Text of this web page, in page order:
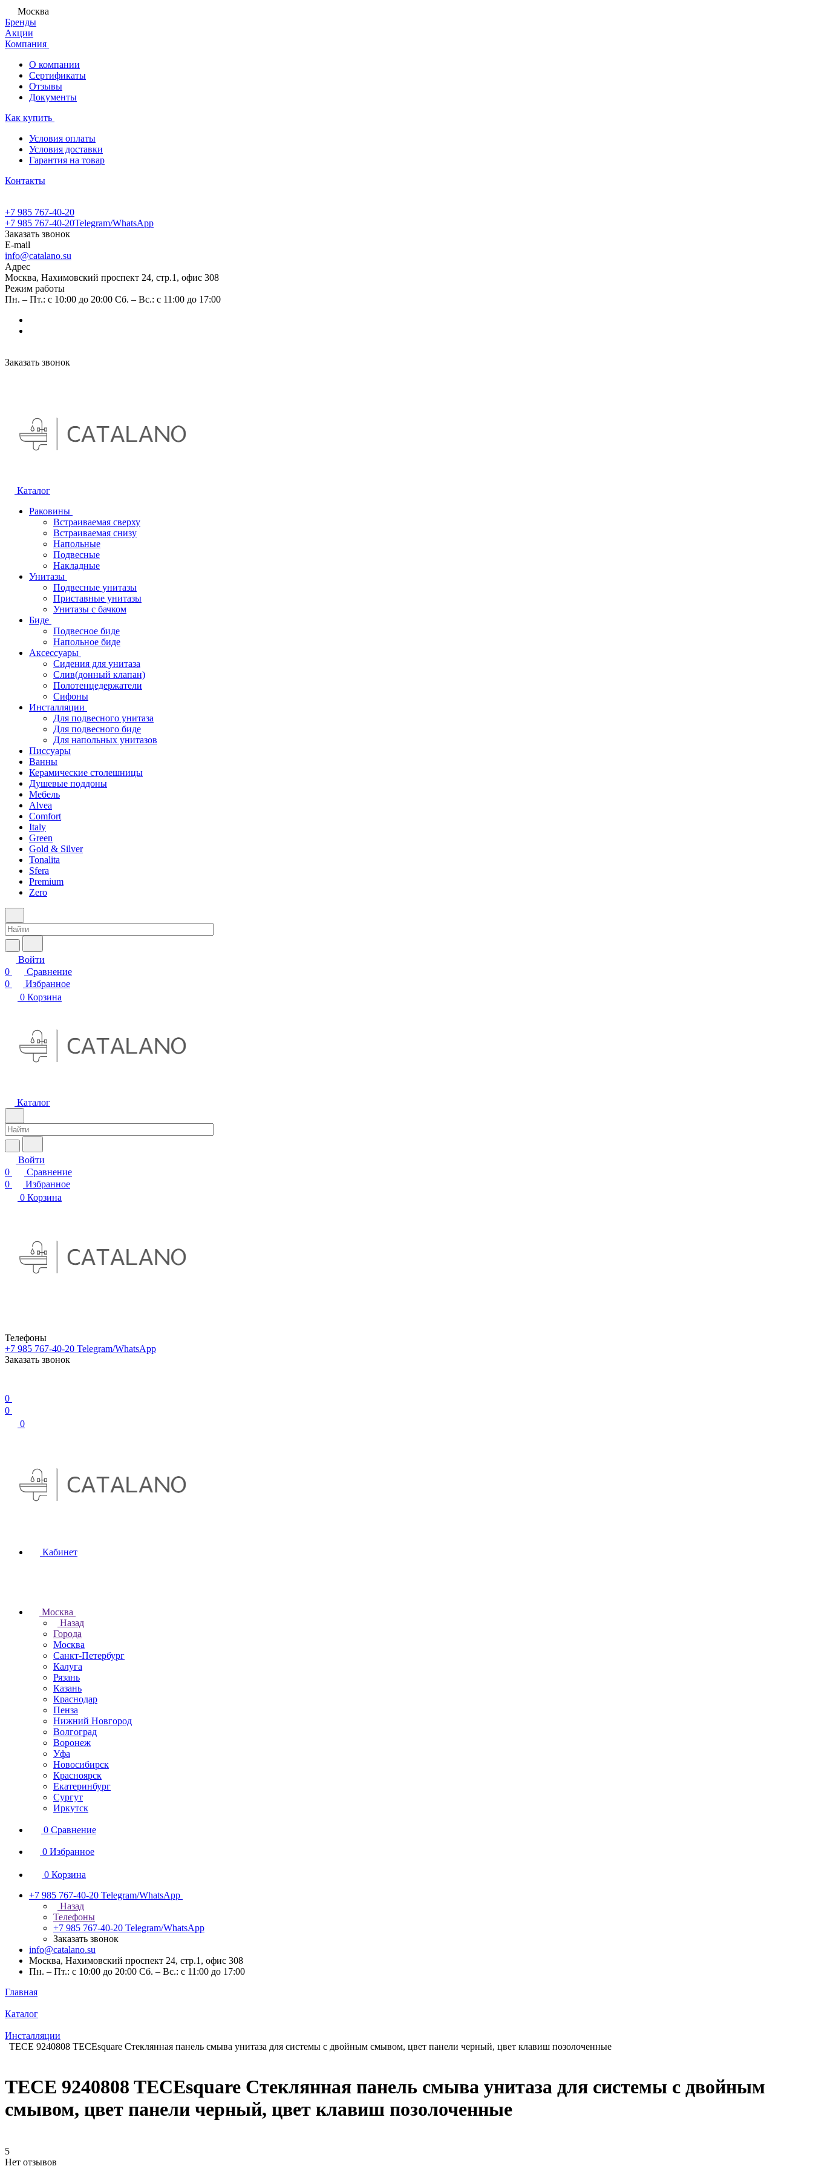
Москва
Бренды
Акции
Компания
О компании
Сертификаты
Отзывы
Документы
Как купить
Условия оплаты
Условия доставки
Гарантия на товар
Контакты
+7 985 767-40-20
+7 985 767-40-20Telegram/WhatsApp
Заказать звонок
E-mail
info@catalano.su
Адрес
Москва, Нахимовский проспект 24, стр.1, офис 308
Режим работы
Пн. – Пт.: с 10:00 до 20:00 Сб. – Вс.: с 11:00 до 17:00
Заказать звонок
Каталог
Раковины
Встраиваемая сверху
Встраиваемая снизу
Напольные
Подвесные
Накладные
Унитазы
Подвесные унитазы
Приставные унитазы
Унитазы с бачком
Биде
Подвесное биде
Напольное биде
Аксессуары
Сидения для унитаза
Слив(донный клапан)
Полотенцедержатели
Сифоны
Инсталляции
Для подвесного унитаза
Для подвесного биде
Для напольных унитазов
Писсуары
Ванны
Керамические столешницы
Душевые поддоны
Мебель
Alvea
Comfort
Italy
Green
Gold & Silver
Tonalita
Sfera
Premium
Zero
Войти
0
Сравнение
0
Избранное
0 Корзина
Каталог
Войти
0
Сравнение
0
Избранное
0 Корзина
Телефоны
+7 985 767-40-20 Telegram/WhatsApp
Заказать звонок
0
0
0
Кабинет
Москва
Назад
Города
Москва
Санкт-Петербург
Калуга
Рязань
Казань
Краснодар
Пенза
Нижний Новгород
Волгоград
Воронеж
Уфа
Новосибирск
Красноярск
Екатеринбург
Сургут
Иркутск
0 Сравнение
0 Избранное
0 Корзина
+7 985 767-40-20 Telegram/WhatsApp
Назад
Телефоны
+7 985 767-40-20 Telegram/WhatsApp
Заказать звонок
info@catalano.su
Москва, Нахимовский проспект 24, стр.1, офис 308
Пн. – Пт.: с 10:00 до 20:00 Сб. – Вс.: с 11:00 до 17:00
Главная
Каталог
Инсталляции
TECE 9240808 TECEsquare Стеклянная панель смыва унитаза для системы с двойным смывом, цвет панели черный, цвет клавиш позолоченные
TECE 9240808 TECEsquare Стеклянная панель смыва унитаза для системы с двойным
смывом, цвет панели черный, цвет клавиш позолоченные
5
Нет отзывов